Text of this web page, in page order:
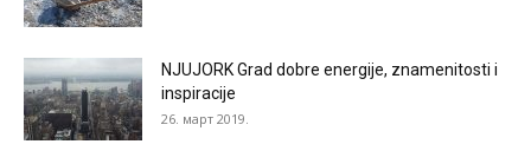
NJUJORK Grad dobre energije, znamenitosti i
inspiracije
26. март 2019.